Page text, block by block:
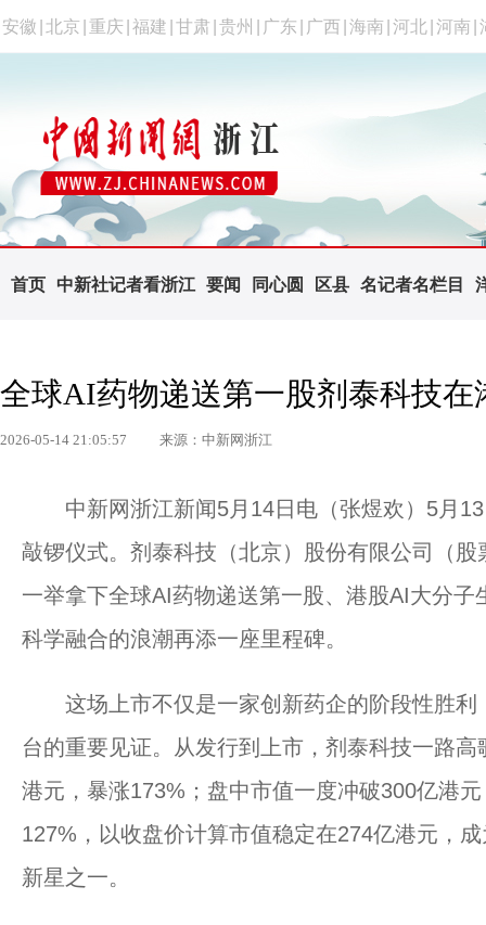
安徽 北京 重庆 福建 甘肃 贵州 广东 广西 海南 河北 河南
首页 中新社记者看浙江 要闻 同心圆 区县 名记者名栏目
全球AI药物递送第一股剂泰科技在
2026-05-14 21:05:57 来源：中新网浙江
中新网浙江新闻5月14日电（张煜欢）5月13
敲锣仪式。剂泰科技（北京）股份有限公司（
一举拿下全球AI药物递送第一股、港股AI大分
科学融合的浪潮再添一座里程碑。
这场上市不仅是一家创新药企的阶段性胜利
台的重要见证。从发行到上市，剂泰科技一路
港元，暴涨173%；盘中市值一度冲破300亿港
127%，以收盘价计算市值稳定在274亿港元，
新星之一。